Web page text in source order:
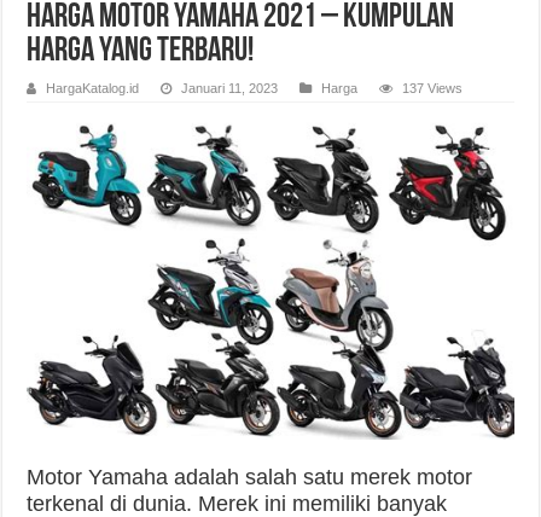
Harga Motor Yamaha 2021 – Kumpulan
Harga Yang Terbaru!
HargaKatalog.id Januari 11, 2023 Harga 137 Views
Motor Yamaha adalah salah satu merek motor
terkenal di dunia. Merek ini memiliki banyak